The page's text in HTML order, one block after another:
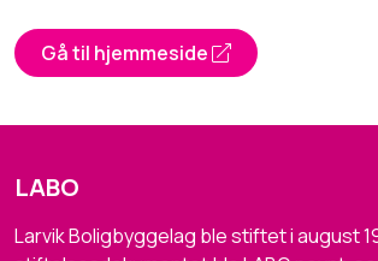
Gå til hjemmeside
LABO
Larvik Boligbyggelag ble stiftet i august